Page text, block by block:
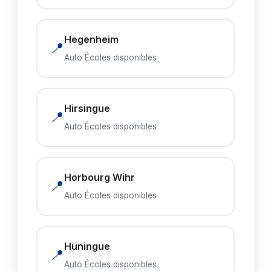
📍 Hegenheim
Auto Écoles disponibles
📍 Hirsingue
Auto Écoles disponibles
📍 Horbourg Wihr
Auto Écoles disponibles
📍 Huningue
Auto Écoles disponibles